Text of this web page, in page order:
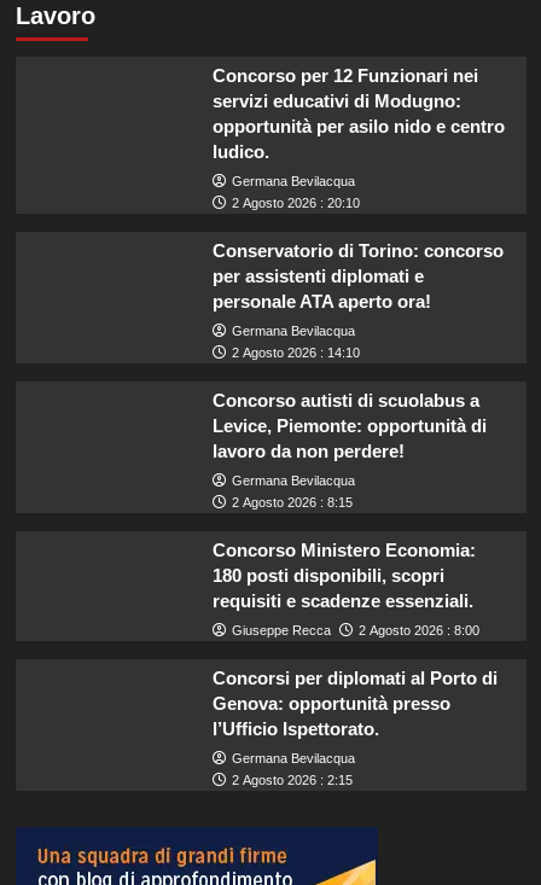
Lavoro
Concorso per 12 Funzionari nei
servizi educativi di Modugno:
opportunità per asilo nido e centro
ludico.
Germana Bevilacqua
2 Agosto 2026 : 20:10
Conservatorio di Torino: concorso
per assistenti diplomati e
personale ATA aperto ora!
Germana Bevilacqua
2 Agosto 2026 : 14:10
Concorso autisti di scuolabus a
Levice, Piemonte: opportunità di
lavoro da non perdere!
Germana Bevilacqua
2 Agosto 2026 : 8:15
Concorso Ministero Economia:
180 posti disponibili, scopri
requisiti e scadenze essenziali.
Giuseppe Recca 2 Agosto 2026 : 8:00
Concorsi per diplomati al Porto di
Genova: opportunità presso
l’Ufficio Ispettorato.
Germana Bevilacqua
2 Agosto 2026 : 2:15